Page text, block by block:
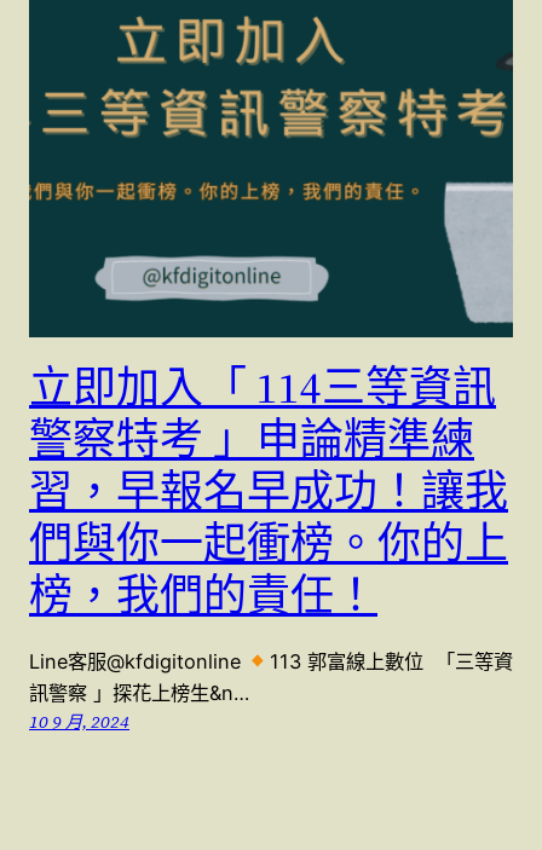
立即加入「 114三等資訊
警察特考 」申論精準練
習，早報名早成功！讓我
們與你一起衝榜。你的上
榜，我們的責任！
Line客服@kfdigitonline
113 郭富線上數位 「三等資
訊警察 」探花上榜生&n…
10 9 月, 2024